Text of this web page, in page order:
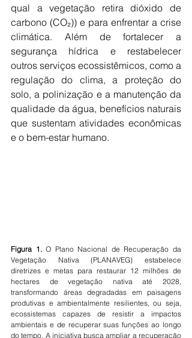
qual a vegetação retira dióxido de
carbono (CO₂)) e para enfrentar a crise
climática. Além de fortalecer a
segurança hídrica e restabelecer
outros serviços ecossistêmicos, como a
regulação do clima, a proteção do
solo, a polinização e a manutenção da
qualidade da água, benefícios naturais
que sustentam atividades econômicas
e o bem-estar humano.
Figura 1. O Plano Nacional de Recuperação da
Vegetação Nativa (PLANAVEG) estabelece
diretrizes e metas para restaurar 12 milhões de
hectares de vegetação nativa até 2028,
transformando áreas degradadas em paisagens
produtivas e ambientalmente resilientes, ou seja,
ecossistemas capazes de resistir a impactos
ambientais e de recuperar suas funções ao longo
do tempo. A iniciativa busca ampliar a recuperação